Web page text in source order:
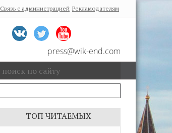
Связь с администрацией Рекламодателям
press@wik-end.com
ТОП ЧИТАЕМЫХ